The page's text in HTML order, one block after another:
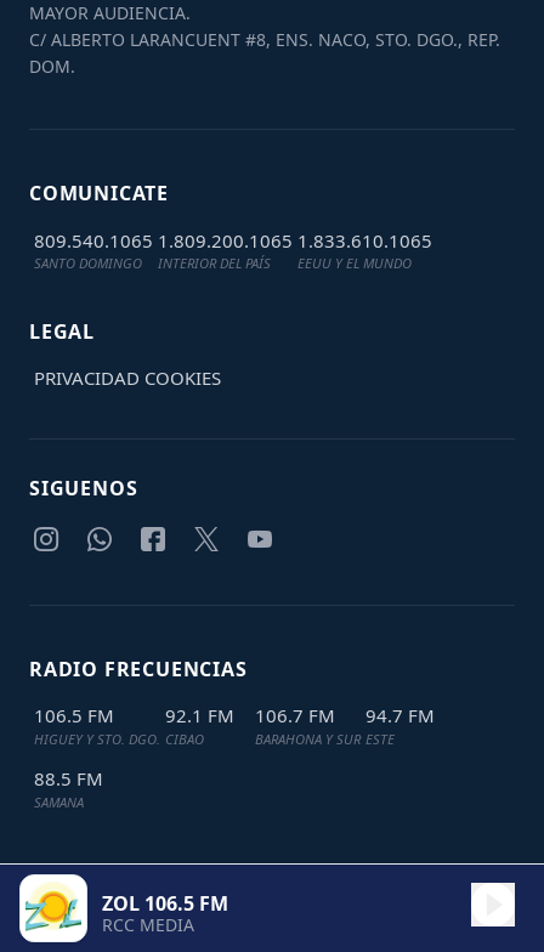
MAYOR AUDIENCIA.
C/ ALBERTO LARANCUENT #8, ENS. NACO, STO. DGO., REP.
DOM.
COMUNICATE
809.540.1065
SANTO DOMINGO
1.809.200.1065
INTERIOR DEL PAÍS
1.833.610.1065
EEUU Y EL MUNDO
LEGAL
PRIVACIDAD COOKIES
SIGUENOS
RADIO FRECUENCIAS
106.5 FM
HIGUEY Y STO. DGO.
92.1 FM
CIBAO
106.7 FM
BARAHONA Y SUR
94.7 FM
ESTE
88.5 FM
SAMANA
TODOS LOS DERECHOS RESERVADOS © 2024
ZOL 106.5 FM
RCC MEDIA